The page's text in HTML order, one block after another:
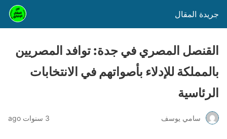
جريدة المقال
القنصل المصري في جدة: توافد المصريين
بالمملكة للإدلاء بأصواتهم في الانتخابات
الرئاسية
سامي يوسف 3 سنوات ago